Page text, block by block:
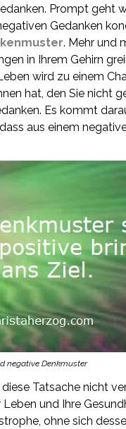
Prompt geht
Gedanken
. Mehr und
in Ihrem Gehirn
wird zu einem
hat, den Sie nicht
Es kommt
aus einem
negative Denkmuster
Tatsache nicht
und Ihre
ohne sich